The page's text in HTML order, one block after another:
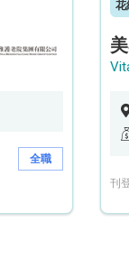
全職
花
刊